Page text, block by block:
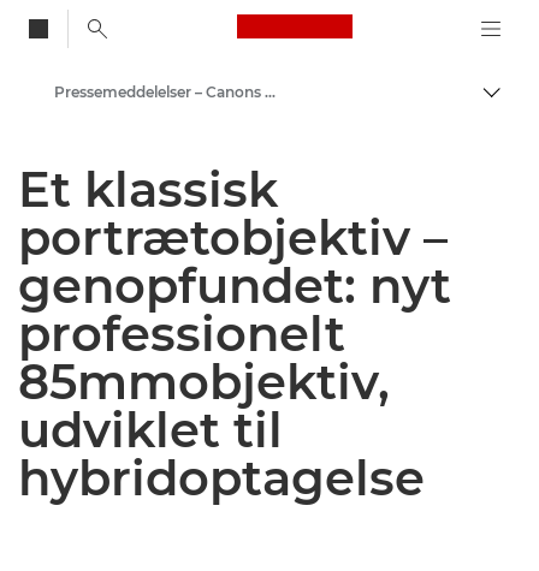
Canon Logo, back
Skift
Presse
Pressemeddelelser – Canons pressecenter
Et klassisk
portrætobjektiv –
genopfundet: nyt
professionelt
85mmobjektiv,
udviklet til
hybridoptagelse